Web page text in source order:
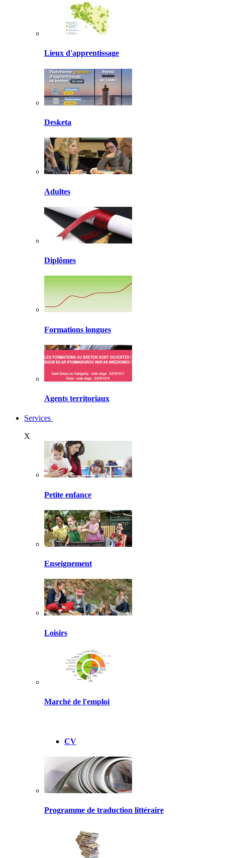
Lieux d'apprentissage
Desketa
Adultes
Diplômes
Formations longues
Agents territoriaux
Services
X
Petite enfance
Enseignement
Loisirs
Marché de l'emploi
CV
Programme de traduction littéraire